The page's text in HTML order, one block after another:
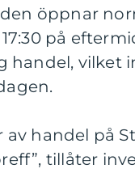
öppnar
på
handel, vilket
handel på
tillåter